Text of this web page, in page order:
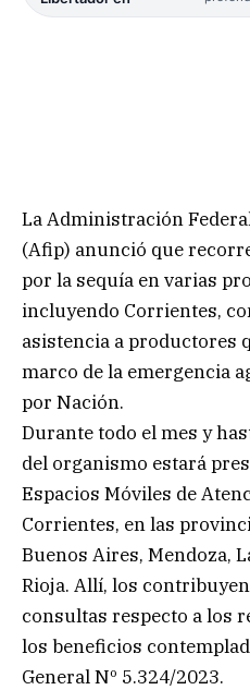
La Administración
(Afip) anunció que
por la sequía en varias
incluyendo Corrientes,
asistencia a productores
marco de la emergencia
por Nación.
Durante todo el mes y
del organismo estará
Espacios Móviles de
Corrientes, en las
Buenos Aires, Mendoza,
Rioja. Allí, los
consultas respecto a los
los beneficios
General Nº 5.324/2023.